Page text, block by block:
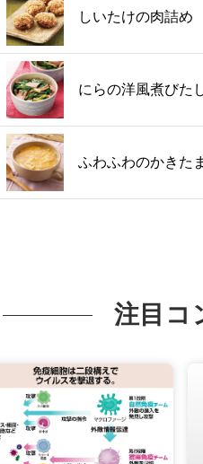
しいたけの肉詰め
にらの洋風煮びた
ふわふわのかきた
注目コ